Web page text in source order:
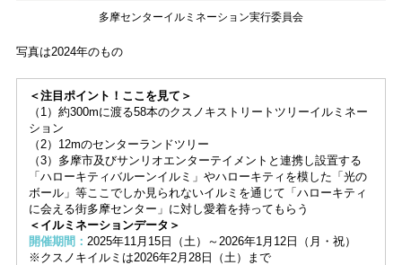
多摩センターイルミネーション実行委員会
写真は2024年のもの
＜注目ポイント！ここを見て＞
（1）約300mに渡る58本のクスノキストリートツリーイルミネー
ション
（2）12mのセンターランドツリー
（3）多摩市及びサンリオエンターテイメントと連携し設置する
「ハローキティバルーンイルミ」やハローキティを模した「光の
ボール」等ここでしか見られないイルミを通じて「ハローキティ
に会える街多摩センター」に対し愛着を持ってもらう
＜イルミネーションデータ＞
開催期間： 2025年11月15日（土）～2026年1月12日（月・祝）
※クスノキイルミは2026年2月28日（土）まで